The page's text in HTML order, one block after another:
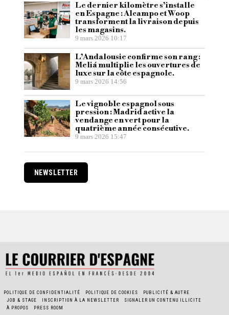
Le dernier kilomètre s’installe
en Espagne : Alcampo et Woop
transforment la livraison depuis
les magasins.
9 mars 2026 10:17
L’Andalousie confirme son rang :
Meliá multiplie les ouvertures de
luxe sur la côte espagnole.
9 mars 2026 14:56
Le vignoble espagnol sous
pression : Madrid active la
vendange en vert pour la
quatrième année consécutive.
9 mars 2026 15:47
NEWSLETTER
POLITIQUE DE CONFIDENTIALITÉ POLITIQUE DE COOKIES
PUBLICITÉ & AUTRE
JOB & STAGE
INSCRIPTION À LA NEWSLETTER
SIGNALER UN CONTENU ILLICITE
À PROPOS
PRESS ROOM